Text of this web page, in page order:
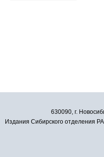
630090, г.
Издания Сибирского отделения